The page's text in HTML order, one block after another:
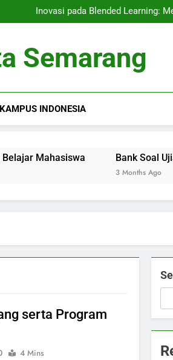
Inovasi pada Blended Learning:
Bank Soal Ujian: Inovasi dalam
Inovasi pada Blended Learning:
Bank Soal Ujian: Inovasi dalam
Semarang
INDONESIA
Bank Soal Ujian:
3 Months Ago
serta Program
4 Mins